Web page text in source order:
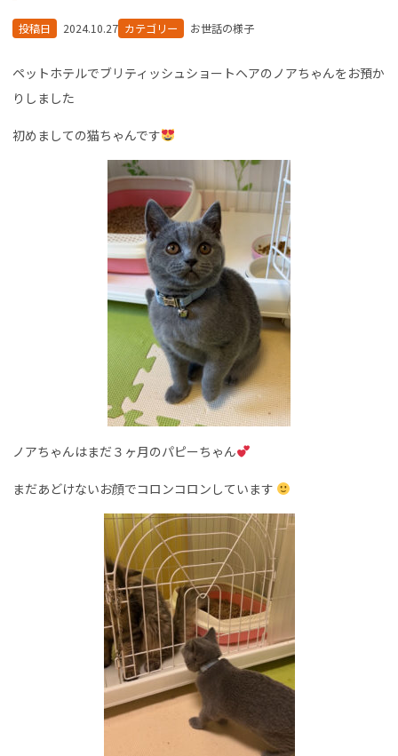
投稿日 2024.10.27 カテゴリー お世話の様子
ペットホテルでブリティッシュショートヘアのノアちゃんをお預か
りしました
初めましての猫ちゃんです
ノアちゃんはまだ３ヶ月のパピーちゃん
まだあどけないお顔でコロンコロンしています